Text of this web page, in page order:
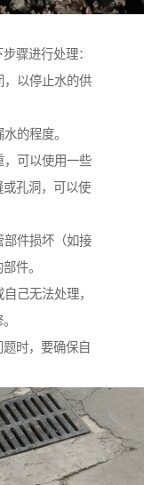
骤进行处理：
，以停止水的供
的程度。
，可以使用一些
或孔洞，可以使
部件损坏（如接
件。
己无法处理，
时，要确保自